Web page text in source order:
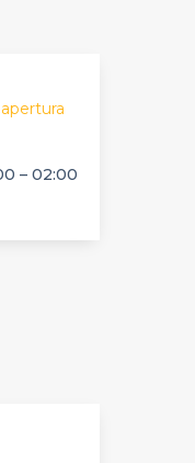
– 02:00